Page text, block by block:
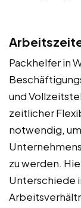
Packhelfer in
und
zeitlicher
notwendig,
zu werden.
Unterschiede